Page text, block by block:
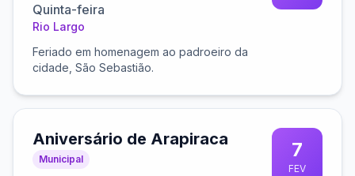
Quinta-feira
Rio Largo
Feriado em homenagem ao padroeiro da
cidade, São Sebastião.
Aniversário de Arapiraca
Municipal 7
FEV